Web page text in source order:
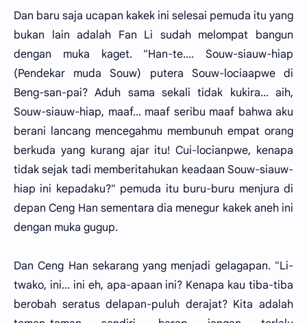
Dan baru saja ucapan kakek ini selesai pemuda itu yang
bukan lain adalah Fan Li sudah melompat bangun
dengan muka kaget. "Han-te.... Souw-siauw-hiap
(Pendekar muda Souw) putera Souw-lociaapwe di
Beng-san-pai? Aduh sama sekali tidak kukira... aih,
Souw-siauw-hiap, maaf... maaf seribu maaf bahwa aku
berani lancang mencegahmu membunuh empat orang
berkuda yang kurang ajar itu! Cui-locianpwe, kenapa
tidak sejak tadi memberitahukan keadaan Souw-siauw-
hiap ini kepadaku?" pemuda itu buru-buru menjura di
depan Ceng Han sementara dia menegur kakek aneh ini
dengan muka gugup.
Dan Ceng Han sekarang yang menjadi gelagapan. "Li-
twako, ini... ini eh, apa-apaan ini? Kenapa kau tiba-tiba
berobah seratus delapan-puluh derajat? Kita adalah